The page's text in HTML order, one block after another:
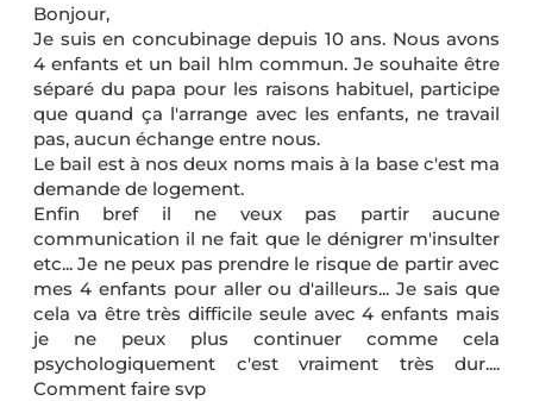
Bonjour,
Je suis en concubinage depuis 10 ans. Nous avons
4 enfants et un bail hlm commun. Je souhaite être
séparé du papa pour les raisons habituel, participe
que quand ça l'arrange avec les enfants, ne travail
pas, aucun échange entre nous.
Le bail est à nos deux noms mais à la base c'est ma
demande de logement.
Enfin bref il ne veux pas partir aucune
communication il ne fait que le dénigrer m'insulter
etc... Je ne peux pas prendre le risque de partir avec
mes 4 enfants pour aller ou d'ailleurs... Je sais que
cela va être très difficile seule avec 4 enfants mais
je ne peux plus continuer comme cela
psychologiquement c'est vraiment très dur....
Comment faire svp